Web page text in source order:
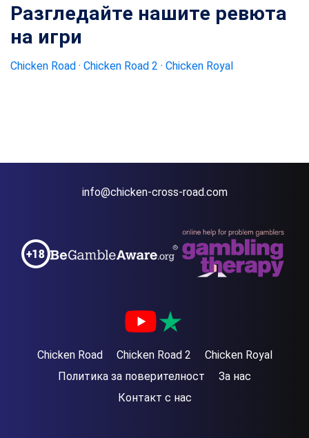
Разгледайте нашите ревюта
на игри
Chicken Road · Chicken Road 2 · Chicken Royal
info@chicken-cross-road.com
Chicken Road Chicken Road 2
Chicken Royal
Политика за поверителност
За нас
Контакт с нас